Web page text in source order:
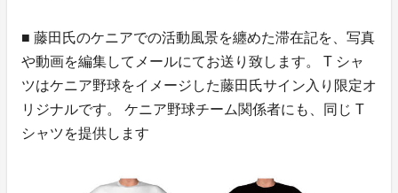
■ 藤田氏のケニアでの活動風景を纏めた滞在記を、写真
や動画を編集してメールにてお送り致します。 T シャ
ツはケニア野球をイメージした藤田氏サイン入り限定オ
リジナルです。 ケニア野球チーム関係者にも、同じ T
シャツを提供します